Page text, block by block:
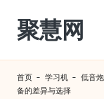
Skip
content
聚慧网
首页 - 学习机 - 低音
备的差异与选择​